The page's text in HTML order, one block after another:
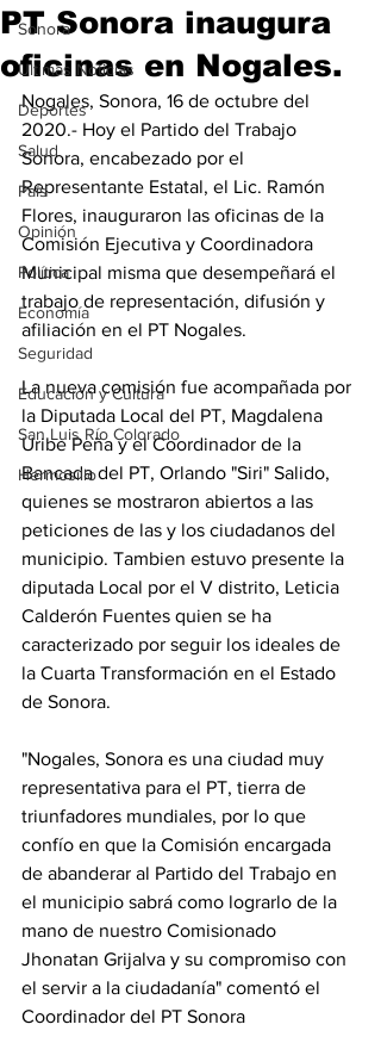
Sonora
Ultimas Noticias
Deportes
Salud
País
Opinión
Política
Economía
Seguridad
Educación y Cultura
San Luis Río Colorado
Hermosillo
PT Sonora inaugura
oficinas en Nogales.
Nogales, Sonora, 16 de octubre del
2020.- Hoy el Partido del Trabajo
Sonora, encabezado por el
Representante Estatal, el Lic. Ramón
Flores, inauguraron las oficinas de la
Comisión Ejecutiva y Coordinadora
Municipal misma que desempeñará el
trabajo de representación, difusión y
afiliación en el PT Nogales.
La nueva comisión fue acompañada por
la Diputada Local del PT, Magdalena
Uribe Peña y el Coordinador de la
Bancada del PT, Orlando "Siri" Salido,
quienes se mostraron abiertos a las
peticiones de las y los ciudadanos del
municipio. Tambien estuvo presente la
diputada Local por el V distrito, Leticia
Calderón Fuentes quien se ha
caracterizado por seguir los ideales de
la Cuarta Transformación en el Estado
de Sonora.
"Nogales, Sonora es una ciudad muy
representativa para el PT, tierra de
triunfadores mundiales, por lo que
confío en que la Comisión encargada
de abanderar al Partido del Trabajo en
el municipio sabrá como lograrlo de la
mano de nuestro Comisionado
Jhonatan Grijalva y su compromiso con
el servir a la ciudadanía" comentó el
Coordinador del PT Sonora